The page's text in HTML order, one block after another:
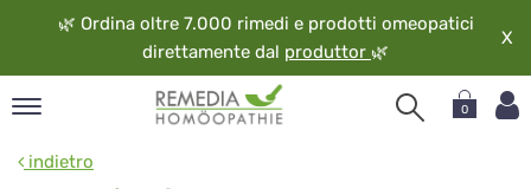
🌿 Ordina oltre 7.000 rimedi e prodotti omeopatici
direttamente dal produttor 🌿
X
0
indietro